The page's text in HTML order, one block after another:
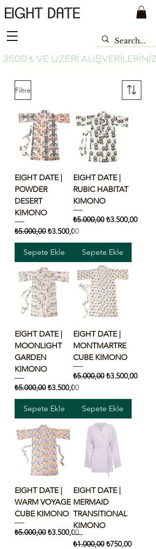
3500 ₺ VE ÜZERI
Filtre
EIGHT DATE |
POWDER
DESERT
KIMONO
Normal Fiyat
₺5.000,00 İndirimli Fiyat
₺3.500,00
Sepete Ekle
EIGHT DATE |
RUBIC HABITAT
KIMONO
Normal Fiyat
₺5.000,00 İndirimli Fiyat
₺3.500,00
Sepete Ekle
EIGHT DATE |
MOONLIGHT
GARDEN
KIMONO
Normal Fiyat
₺5.000,00 İndirimli Fiyat
₺3.500,00
Sepete Ekle
EIGHT DATE |
MONTMARTRE
CUBE KIMONO
Normal Fiyat
₺5.000,00 İndirimli Fiyat
₺3.500,00
Sepete Ekle
EIGHT DATE |
WARM VOYAGE
CUBE KIMONO
Normal Fiyat
₺5.000,00 İndirimli Fiyat
₺3.500,00
EIGHT DATE |
MERMAID
TRANSITIONAL
KIMONO
Normal Fiyat
₺1.000,00 İndirimli Fiyat
₺750,00